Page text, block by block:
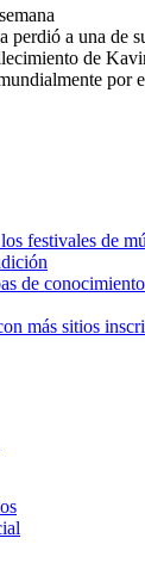
perdió a una de
de
por
festivales de
de
más sitios